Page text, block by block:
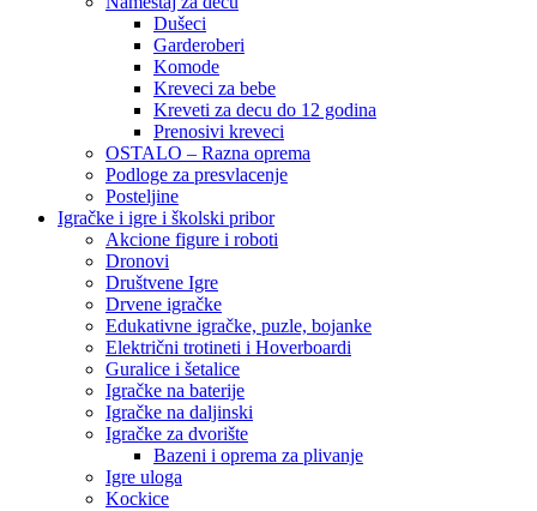
Dušeci
Garderoberi
Komode
Kreveci za bebe
Kreveti za decu do 12 godina
Prenosivi kreveci
OSTALO – Razna oprema
Podloge za presvlacenje
Posteljine
Igračke i igre i školski pribor
Akcione figure i roboti
Dronovi
Društvene Igre
Drvene igračke
Edukativne igračke, puzle, bojanke
Električni trotineti i Hoverboardi
Guralice i šetalice
Igračke na baterije
Igračke na daljinski
‎Igračke za dvorište
Bazeni i oprema za plivanje
Igre uloga
Kockice